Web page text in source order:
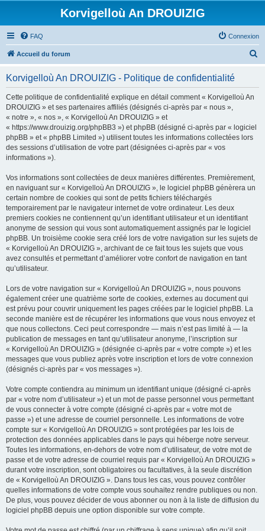
Korvigelloù An DROUIZIG
FAQ Connexion
Accueil du forum
Korvigelloù An DROUIZIG - Politique de confidentialité
Cette politique de confidentialité explique en détail comment « Korvigelloù An
DROUIZIG » et ses partenaires affiliés (désignés ci-après par « nous »,
« notre », « nos », « Korvigelloù An DROUIZIG » et
« https://www.drouizig.org/phpBB3 ») et phpBB (désigné ci-après par « logiciel
phpBB » et « phpBB Limited ») utilisent toutes les informations collectées lors
des sessions d’utilisation de votre part (désignées ci-après par « vos
informations »).
Vos informations sont collectées de deux manières différentes. Premièrement,
en naviguant sur « Korvigelloù An DROUIZIG », le logiciel phpBB génèrera un
certain nombre de cookies qui sont de petits fichiers téléchargés
temporairement par le navigateur internet de votre ordinateur. Les deux
premiers cookies ne contiennent qu’un identifiant utilisateur et un identifiant
anonyme de session qui vous sont automatiquement assignés par le logiciel
phpBB. Un troisième cookie sera créé lors de votre navigation sur les sujets de
« Korvigelloù An DROUIZIG », archivant de ce fait tous les sujets que vous
avez consultés et permettant d’améliorer votre confort de navigation en tant
qu’utilisateur.
Lors de votre navigation sur « Korvigelloù An DROUIZIG », nous pouvons
également créer une quatrième sorte de cookies, externes au document qui
est prévu pour couvrir uniquement les pages créées par le logiciel phpBB. La
seconde manière est de récupérer les informations que vous nous envoyez et
que nous collectons. Ceci peut correspondre — mais n’est pas limité à — la
publication de messages en tant qu’utilisateur anonyme, l’inscription sur
« Korvigelloù An DROUIZIG » (désignée ci-après par « votre compte ») et les
messages que vous publiez après votre inscription et lors de votre connexion
(désignés ci-après par « vos messages »).
Votre compte contiendra au minimum un identifiant unique (désigné ci-après
par « votre nom d’utilisateur ») et un mot de passe personnel vous permettant
de vous connecter à votre compte (désigné ci-après par « votre mot de
passe ») et une adresse de courriel personnelle. Les informations de votre
compte sur « Korvigelloù An DROUIZIG » sont protégées par les lois de
protection des données applicables dans le pays qui héberge notre serveur.
Toutes les informations, en-dehors de votre nom d’utilisateur, de votre mot de
passe et de votre adresse de courriel requis par « Korvigelloù An DROUIZIG »
durant votre inscription, sont obligatoires ou facultatives, à la seule discrétion
de « Korvigelloù An DROUIZIG ». Dans tous les cas, vous pouvez contrôler
quelles informations de votre compte vous souhaitez rendre publiques ou non.
De plus, vous pouvez décider de vous abonner ou non à la liste de diffusion du
logiciel phpBB depuis une option disponible sur votre compte.